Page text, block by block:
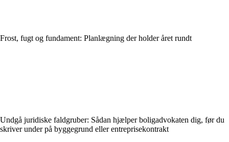
Frost, fugt og fundament: Planlægning der holder året rundt
Undgå juridiske faldgruber: Sådan hjælper boligadvokaten dig, før du
skriver under på byggegrund eller entreprisekontrakt